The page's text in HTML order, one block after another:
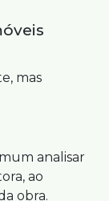
mas
analisar
ao
obra.